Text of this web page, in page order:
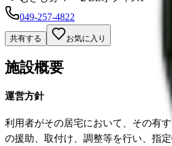
049-257-4822
共有する お気に入り
施設概要
運営方針
利用者がその居宅において、その有
の援助、取付け、調整等を行い、指